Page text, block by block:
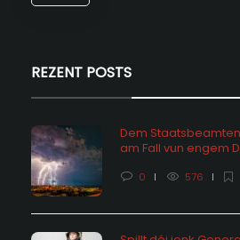
REZENT POSTS
Dem
am Fall vun engem
0 576